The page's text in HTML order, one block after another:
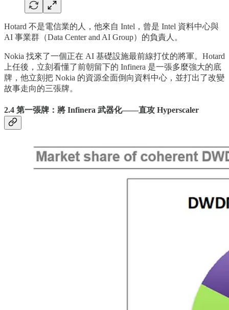
Hotard 不是電信業的人，他來自 Intel，曾是 Intel 資料中心與
AI 事業群（Data Center and AI Group）的負責人。
Nokia 找來了一個正在 AI 基礎設施最前線打仗的將軍。Hotard
上任後，立刻看懂了前朝留下的 Infinera 是一張多麼強大的底
牌，他立刻把 Nokia 的資源全面倒向資料中心，並打出了改變
故事走向的三張牌。
2.4 第一張牌：將 Infinera 武器化——直攻 Hyperscaler